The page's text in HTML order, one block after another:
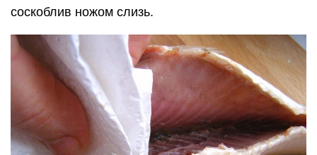
соскоблив ножом слизь.